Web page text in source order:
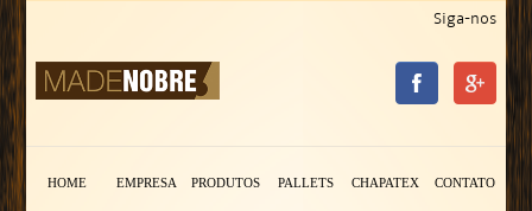
Siga-nos
HOME EMPRESA PRODUTOS PALLETS CHAPATEX CONTATO